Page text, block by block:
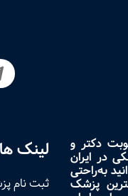
دکتر و
در ایران
به‌راحتی
پزشک
لینک
ثبت نام